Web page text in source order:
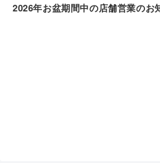
2026年お盆期間中の店舗営業のお